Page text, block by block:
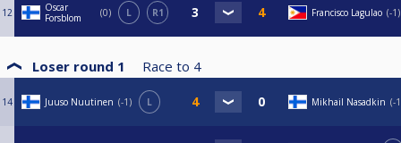
12
Oscar
Forsblom
0 L R1 Francisco Lagulao -1
Loser round 1 Race to 4
14 Juuso Nuutinen -1 L Mikhail Nasadkin -1